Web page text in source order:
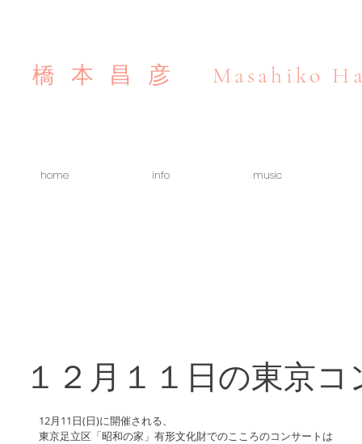
橋本昌彦 Masahiko
home info music
１２月１１日の東京
12月11日(日)に開催される、
東京足立区「昭和の家」有形文化財でのこころのコンサートは